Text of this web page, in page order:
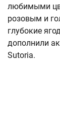
любимыми
розовым и
глубокие
дополнили
Sutoria.